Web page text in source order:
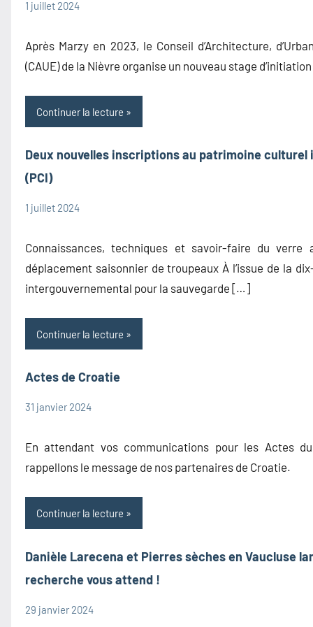
Information
1 juillet 2024
admin1480
Après Marzy en 2023, le Conseil d’Architecture,
(CAUE) de la Nièvre organise un nouveau stage
Continuer la lecture
Deux nouvelles inscriptions au patrimoine culturel
(PCI)
Information
Immatériel
1 juillet 2024
admin1480
Connaissances, techniques et savoir-faire du verre
déplacement saisonnier de troupeaux À l’issue de la
intergouvernemental pour la sauvegarde […]
Continuer la lecture
Actes de Croatie
Information
31 janvier 2024
admin1480
En attendant vos communications pour les Actes
rappellons le message de nos partenaires de Croatie.
Continuer la lecture
Danièle Larecena et Pierres sèches en Vaucluse
recherche vous attend !
Cela se passe
29 janvier 2024
admin1480